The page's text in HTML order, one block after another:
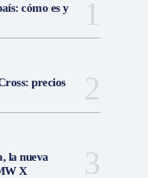
cómo es y
precios
la nueva
X